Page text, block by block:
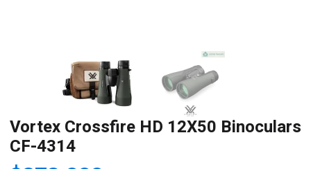
Vortex Crossfire HD 12X50 Binoculars
CF-4314